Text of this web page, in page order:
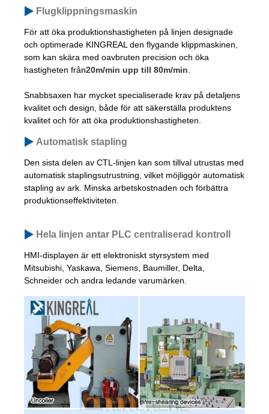
Flugklippningsmaskin
För att öka produktionshastigheten på linjen designade
och optimerade KINGREAL den flygande klippmaskinen,
som kan skära med oavbruten precision och öka
hastigheten från20m/min upp till 80m/min
Snabbsaxen har mycket specialiserade krav på detaljens
kvalitet och design, både för att säkerställa produktens
kvalitet och för att öka produktionshastigheten.
Automatisk stapling
Den sista delen av CTL-linjen kan som tillval utrustas med
automatisk staplingsutrustning, vilket möjliggör automatisk
stapling av ark. Minska arbetskostnaden och förbättra
produktionseffektiviteten.
Hela linjen antar PLC centraliserad kontroll
HMI-displayen är ett elektroniskt styrsystem med
Mitsubishi, Yaskawa, Siemens, Baumiller, Delta,
Schneider och andra ledande varumärken.